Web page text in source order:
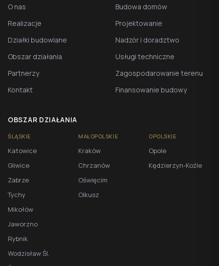
O nas
Realizacje
Działki budowlane
Obszar działania
Partnerzy
Kontakt
Budowa domów
Projektowanie
Nadzór i doradztwo
Usługi techniczne
Zagospodarowanie terenu
Finansowanie budowy
OBSZAR DZIAŁANIA
ŚLĄSKIE
Katowice
Gliwice
Zabrze
Tychy
Mikołów
Jaworzno
Rybnik
Wodzisław Śl.
MAŁOPOLSKIE
Kraków
Chrzanów
Oświęcim
Olkusz
OPOLSKIE
Opole
Kędzierzyn-Koźle